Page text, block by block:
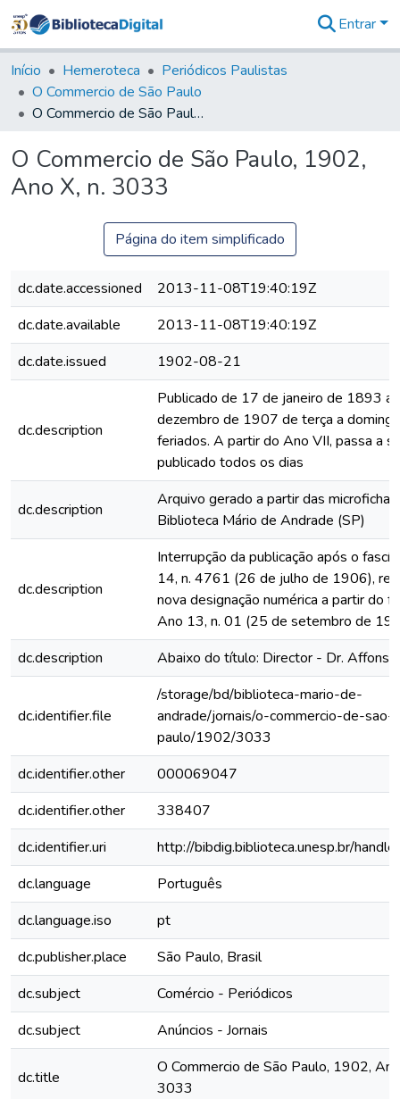
&
Coleções
Tudo na
Biblioteca
Estatísticas
Entrar
Início Hemeroteca
Periódicos Paulistas
O Commercio de São Paulo
O Commercio de São Paulo, 1902, Ano X, n. 3033
O Commercio de São Paulo, 1902,
Ano X, n. 3033
Página do item simplificado
dc.date.accessioned
2013-11-08T19:40:19Z
dc.date.available
2013-11-08T19:40:19Z
dc.date.issued
1902-08-21
dc.description
Publicado de 17 de janeiro de 1893 a
dezembro de 1907 de terça a
feriados. A partir do Ano VII, passa a
publicado todos os dias
dc.description
Arquivo gerado a partir das
Biblioteca Mário de Andrade (SP)
dc.description
Interrupção da publicação após o
14, n. 4761 (26 de julho de 1906),
nova designação numérica a partir do
Ano 13, n. 01 (25 de setembro de
dc.description
Abaixo do título: Director - Dr.
dc.identifier.file
/storage/bd/biblioteca-mario-de-
andrade/jornais/o-commercio-de-sao-
paulo/1902/3033
dc.identifier.other
000069047
dc.identifier.other
338407
dc.identifier.uri
http://bibdig.biblioteca.unesp.br/
dc.language
Português
dc.language.iso
pt
dc.publisher.place
São Paulo, Brasil
dc.subject
Comércio - Periódicos
dc.subject
Anúncios - Jornais
dc.title
O Commercio de São Paulo, 1902,
3033